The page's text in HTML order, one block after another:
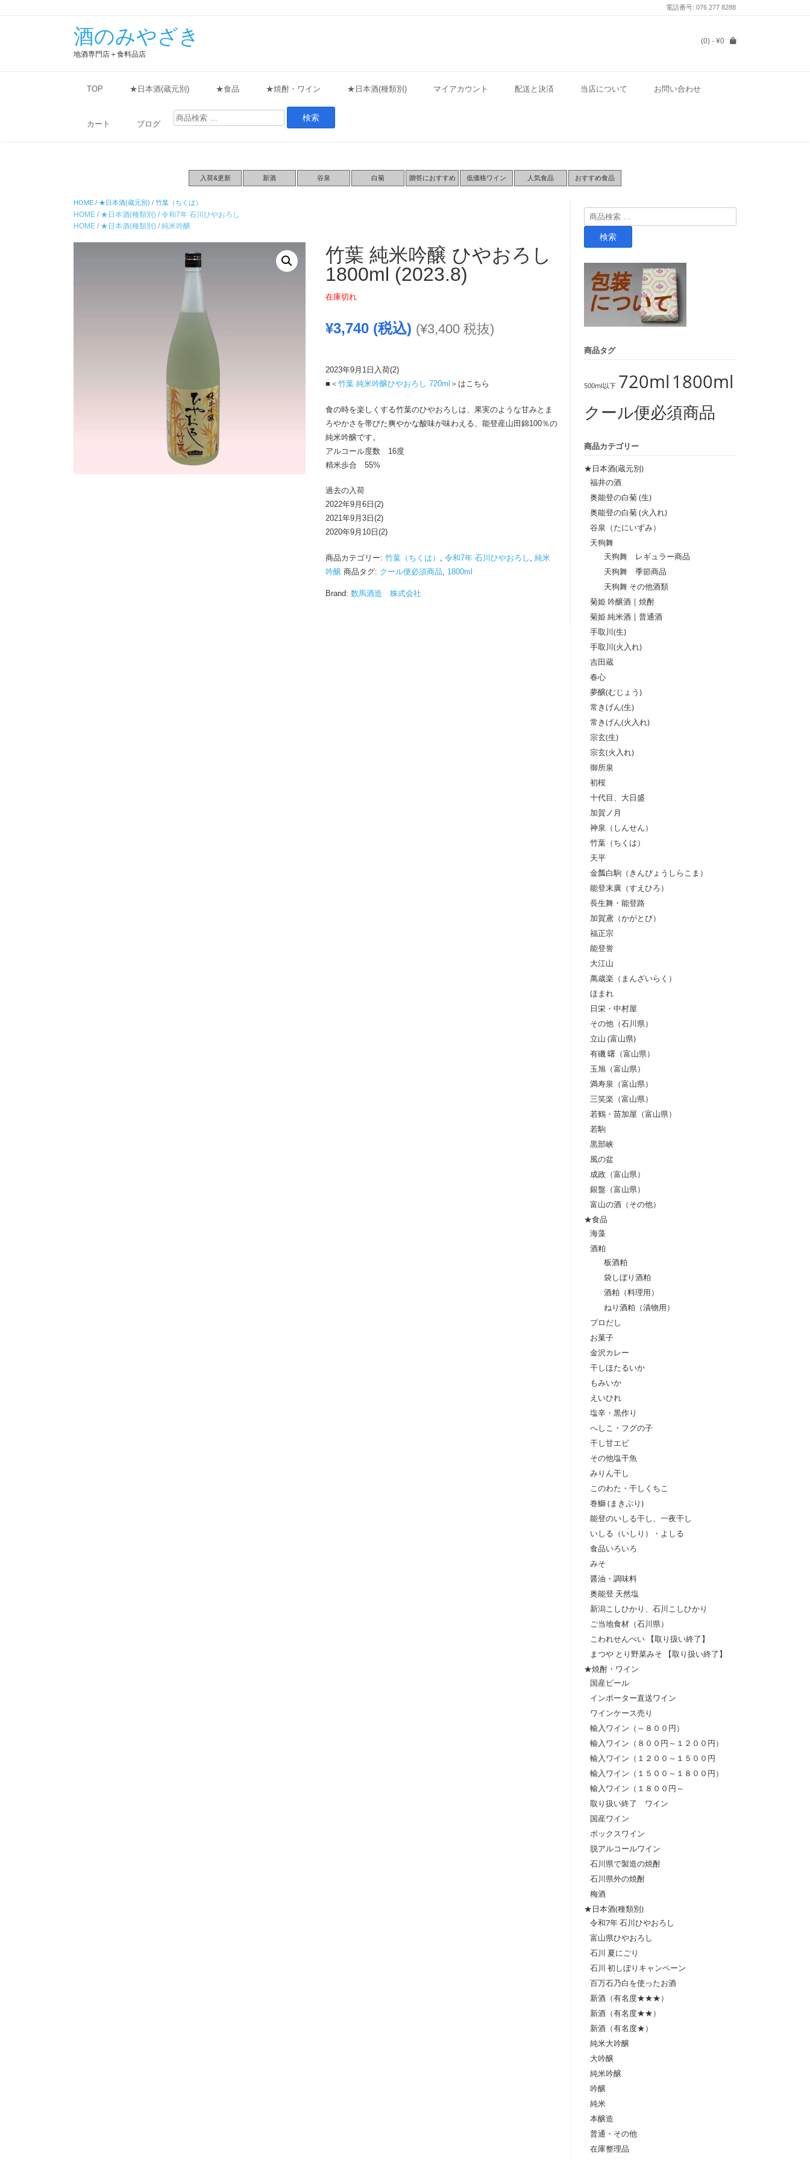
電話番号: 076 277 8288
酒のみやざき
地酒専門店＋食料品店
(0) - ¥0
TOP ★日本酒(蔵元別) ★食品 ★焼酎・ワイン ★日本酒(種類別) マイアカウント 配送と決済 当店について お問い合わせ
カート ブログ
検
索
入荷&更新 新酒 谷泉 白菊 贈答におすすめ 低価格ワイン 人気食品 おすすめ食品
HOME / ★日本酒(蔵元別) / 竹葉（ちくは）
HOME / ★日本酒(種類別) / 令和7年 石川ひやおろし
HOME / ★日本酒(種類別) / 純米吟醸
竹葉 純米吟醸 ひやおろし
1800ml (2023.8)
在庫切れ
¥3,740(税込) (¥3,400税抜)
2023年9月1日入荷(2)
■＜ 竹葉 純米吟醸ひやおろし 720ml ＞はこちら
食の時を楽しくする竹葉のひやおろしは、果実のような甘みとま
ろやかさを帯びた爽やかな酸味が味わえる、能登産山田錦100％の
純米吟醸です。
アルコール度数 16度
精米歩合 55%
過去の入荷
2022年9月6日(2)
2021年9月3日(2)
2020年9月10日(2)
商品カテゴリー: 竹葉（ちくは） 令和7年 石川ひやおろし
純米
吟醸 商品タグ: クール便必須商品 1800ml
Brand: 数馬酒造 株式会社
検
索
検索
商品タグ
500ml以下 720ml 1800ml
クール便必須商品
商品カテゴリー
★日本酒(蔵元別)
福井の酒
奥能登の白菊 (生)
奥能登の白菊 (火入れ)
谷泉（たにいずみ）
天狗舞
天狗舞 レギュラー商品
天狗舞 季節商品
天狗舞 その他酒類
菊姫 吟醸酒 | 焼酎
菊姫 純米酒 | 普通酒
手取川(生)
手取川(火入れ)
吉田蔵
春心
夢醸(むじょう)
常きげん(生)
常きげん(火入れ)
宗玄(生)
宗玄(火入れ)
御所泉
初桜
十代目、大日盛
加賀ノ月
神泉（しんせん）
竹葉（ちくは）
天平
金瓢白駒（きんぴょうしらこま）
能登末廣（すえひろ）
長生舞・能登路
加賀鳶（かがとび）
福正宗
能登誉
大江山
萬歳楽（まんざいらく）
ほまれ
日栄・中村屋
その他（石川県）
立山 (富山県)
有磯 曙（富山県）
玉旭（富山県）
満寿泉（富山県）
三笑楽（富山県）
若鶴・苗加屋（富山県）
若駒
黒部峡
風の盆
成政（富山県）
銀盤（富山県）
富山の酒（その他）
★食品
海藻
酒粕
板酒粕
袋しぼり酒粕
酒粕（料理用）
ねり酒粕（漬物用）
プロだし
お菓子
金沢カレー
干しほたるいか
もみいか
えいひれ
塩辛・黒作り
へしこ・フグの子
干し甘エビ
その他塩干魚
みりん干し
このわた・干しくちこ
巻鰤 (まきぶり)
能登のいしる干し、一夜干し
いしる（いしり）・よしる
食品いろいろ
みそ
醤油・調味料
奥能登 天然塩
新潟こしひかり、石川こしひかり
ご当地食材（石川県）
こわれせんべい 【取り扱い終了】
まつや とり野菜みそ 【取り扱い終了】
★焼酎・ワイン
国産ビール
インポーター直送ワイン
ワインケース売り
輸入ワイン（～８００円）
輸入ワイン（８００円～１２００円）
輸入ワイン（１２００～１５００円
輸入ワイン（１５００～１８００円）
輸入ワイン（１８００円～
取り扱い終了 ワイン
国産ワイン
ボックスワイン
脱アルコールワイン
石川県で製造の焼酎
石川県外の焼酎
梅酒
★日本酒(種類別)
令和7年 石川ひやおろし
富山県ひやおろし
石川 夏にごり
石川 初しぼりキャンペーン
百万石乃白を使ったお酒
新酒（有名度★★★）
新酒（有名度★★）
新酒（有名度★）
純米大吟醸
大吟醸
純米吟醸
吟醸
純米
本醸造
普通・その他
在庫整理品